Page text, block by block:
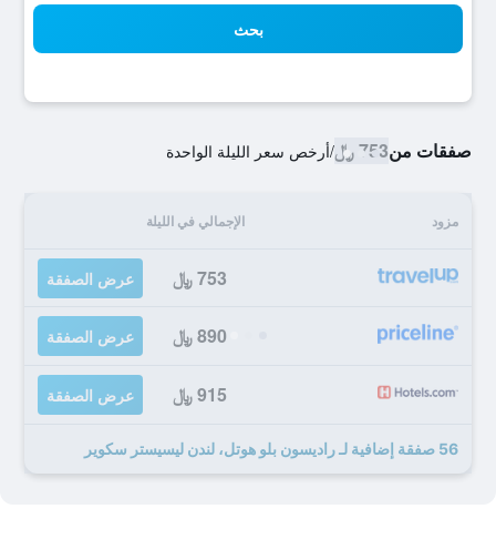
بحث
صفقات من753 ﷼ /أرخص سعر الليلة الواحدة
مزود الإجمالي في الليلة
753 ﷼ عرض الصفقة
890 ﷼ عرض الصفقة
915 ﷼ عرض الصفقة
56 صفقة إضافية لـ راديسون بلو هوتل، لندن ليسيستر سكوير